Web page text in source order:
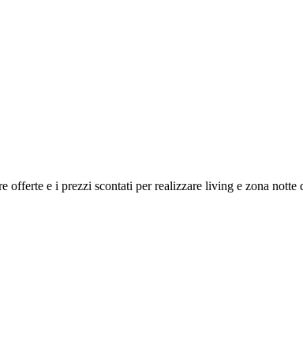
e i prezzi scontati per realizzare living e zona notte